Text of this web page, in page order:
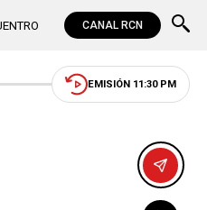
CANAL RCN
EMISIÓN 11:30 PM